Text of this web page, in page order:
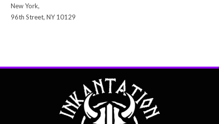
New York,
96th Street, NY 10129